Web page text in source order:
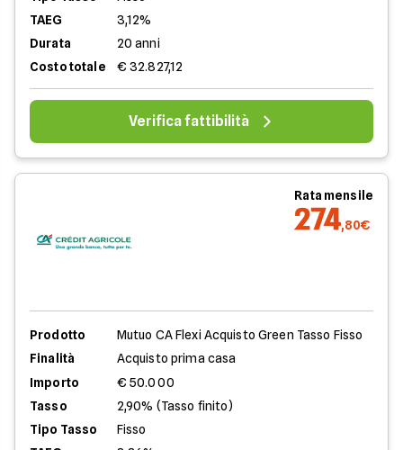
TAEG
3,12%
Durata
20 anni
Costo totale
€ 32.827,12
Verifica fattibilità
Rata mensile
274,80€
Prodotto
Mutuo CA Flexi Acquisto Green Tasso Fisso
Finalità
Acquisto prima casa
Importo
€ 50.000
Tasso
2,90% (Tasso finito)
Tipo Tasso
Fisso